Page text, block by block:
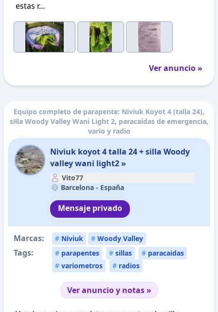
estas r...
Ver anuncio »
Equipo completo de parapente: Niviuk Koyot 4 (talla 24),
silla Woody Valley Wani Light 2, paracaídas de emergencia,
vario y radio
Niviuk koyot 4 talla 24 + silla Woody
valley wani light2 »
Vito77
Barcelona - España
Mensaje privado
Marcas: # Niviuk # Woody Valley
Tags: # parapentes # sillas # paracaidas
# variometros # radios
Ver anuncio y notas »